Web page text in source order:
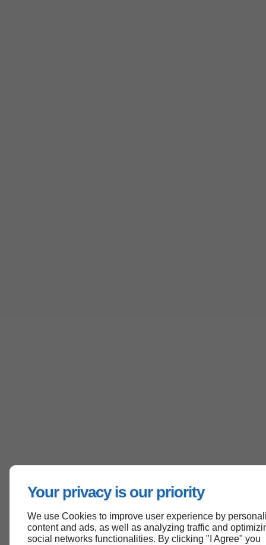
Your privacy is our priority
We use Cookies to improve user experience by
content and ads, as well as analyzing traffic and
social networks functionalities. By clicking "I Agree" you